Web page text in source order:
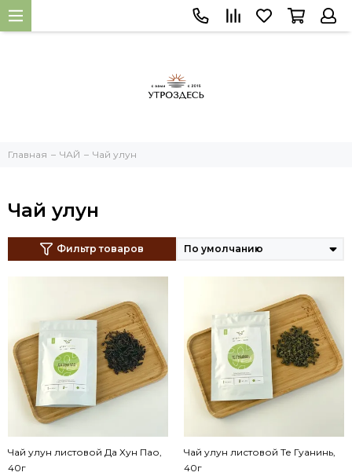
Главная ЧАЙ Чай улун
Чай улун
Фильтр товаров
Чай улун листовой Да Хун Пао,
40г
Чай улун листовой Те Гуанинь,
40г